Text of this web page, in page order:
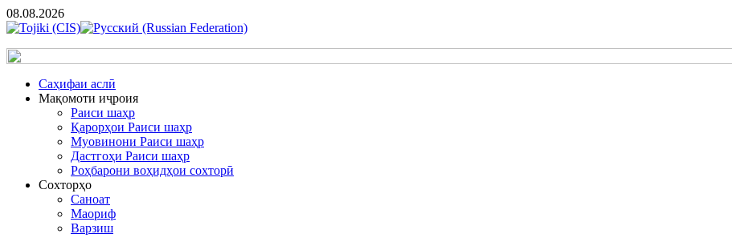
08.08.2026
Cаҳифаи аслӣ
Мақомоти иҷроия
Раиси шаҳр
Қарорҳои Раиси шаҳр
Муовинони Раиси шаҳр
Дастгоҳи Раиси шаҳр
Роҳбарони воҳидҳои сохторӣ
Сохторҳо
Саноат
Маориф
Варзиш